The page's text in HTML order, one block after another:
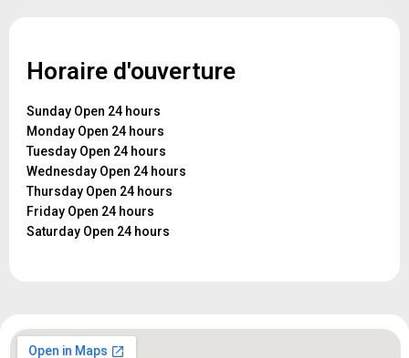
Horaire d'ouverture
Sunday Open 24 hours
Monday Open 24 hours
Tuesday Open 24 hours
Wednesday Open 24 hours
Thursday Open 24 hours
Friday Open 24 hours
Saturday Open 24 hours